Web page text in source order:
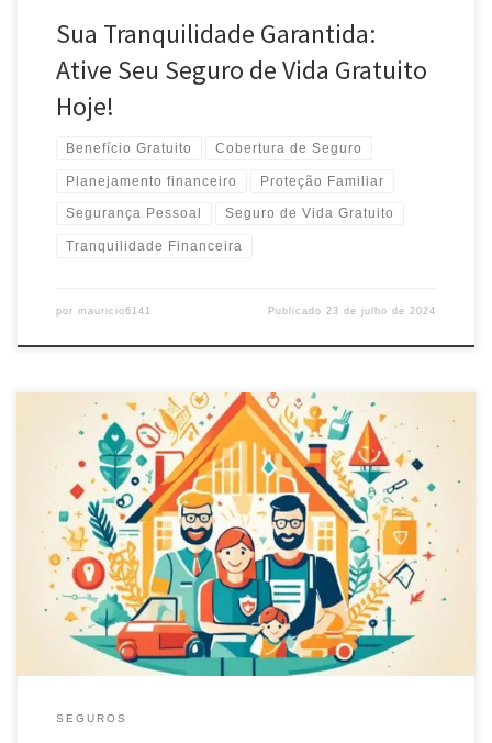
Sua Tranquilidade Garantida:
Ative Seu Seguro de Vida Gratuito
Hoje!
Benefício Gratuito Cobertura de Seguro
Planejamento financeiro Proteção Familiar
Segurança Pessoal Seguro de Vida Gratuito
Tranquilidade Financeira
por mauricio6141 Publicado 23 de julho de 2024
Entenda como proteger seus entes queridos com seguro de vida
beneficiário e garanta tranquilidade financeira para o futuro da
sua família.
SEGUROS